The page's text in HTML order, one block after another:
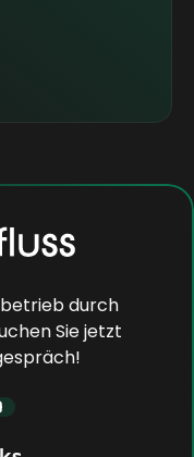
durch
Sie jetzt